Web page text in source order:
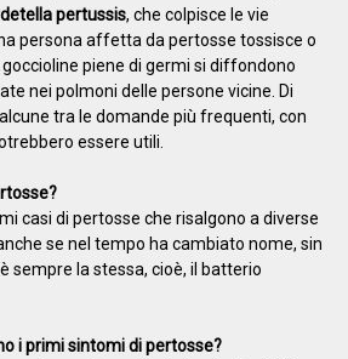
pertussis, che colpisce le vie
persona affetta da pertosse tossisce o
piene di germi si diffondono
nei polmoni delle persone vicine. Di
tra le domande più frequenti, con
essere utili.
casi di pertosse che risalgono a diverse
se nel tempo ha cambiato nome, sin
sempre la stessa, cioè, il batterio
i primi sintomi di pertosse?